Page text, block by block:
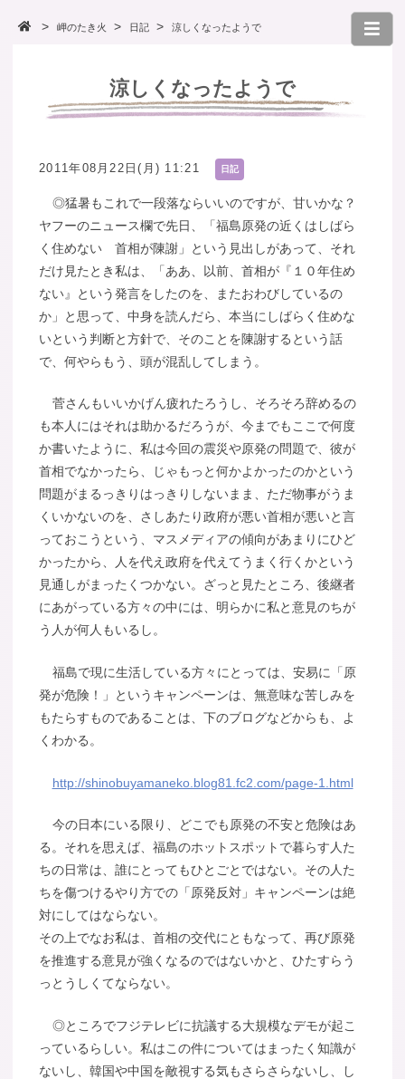
岬のたき火 日記 涼しくなったようで
涼しくなったようで
2011年08月22日(月) 11:21 日記
◎猛暑もこれで一段落ならいいのですが、甘いかな？
ヤフーのニュース欄で先日、「福島原発の近くはしばら
く住めない 首相が陳謝」という見出しがあって、それ
だけ見たとき私は、「ああ、以前、首相が『１０年住め
ない』という発言をしたのを、またおわびしているの
か」と思って、中身を読んだら、本当にしばらく住めな
いという判断と方針で、そのことを陳謝するという話
で、何やらもう、頭が混乱してしまう。
菅さんもいいかげん疲れたろうし、そろそろ辞めるの
も本人にはそれは助かるだろうが、今までもここで何度
か書いたように、私は今回の震災や原発の問題で、彼が
首相でなかったら、じゃもっと何かよかったのかという
問題がまるっきりはっきりしないまま、ただ物事がうま
くいかないのを、さしあたり政府が悪い首相が悪いと言
っておこうという、マスメディアの傾向があまりにひど
かったから、人を代え政府を代えてうまく行くかという
見通しがまったくつかない。ざっと見たところ、後継者
にあがっている方々の中には、明らかに私と意見のちが
う人が何人もいるし。
福島で現に生活している方々にとっては、安易に「原
発が危険！」というキャンペーンは、無意味な苦しみを
もたらすものであることは、下のブログなどからも、よ
くわかる。
http://shinobuyamaneko.blog81.fc2.com/page-1.html
今の日本にいる限り、どこでも原発の不安と危険はあ
る。それを思えば、福島のホットスポットで暮らす人た
ちの日常は、誰にとってもひとごとではない。その人た
ちを傷つけるやり方での「原発反対」キャンペーンは絶
対にしてはならない。
その上でなお私は、首相の交代にともなって、再び原発
を推進する意見が強くなるのではないかと、ひたすらう
っとうしくてならない。
◎ところでフジテレビに抗議する大規模なデモが起こ
っているらしい。私はこの件についてはまったく知識が
ないし、韓国や中国を敵視する気もさらさらないし、し